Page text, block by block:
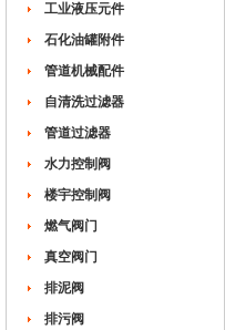
工业液压元件
石化油罐附件
管道机械配件
自清洗过滤器
管道过滤器
水力控制阀
楼宇控制阀
燃气阀门
真空阀门
排泥阀
排污阀